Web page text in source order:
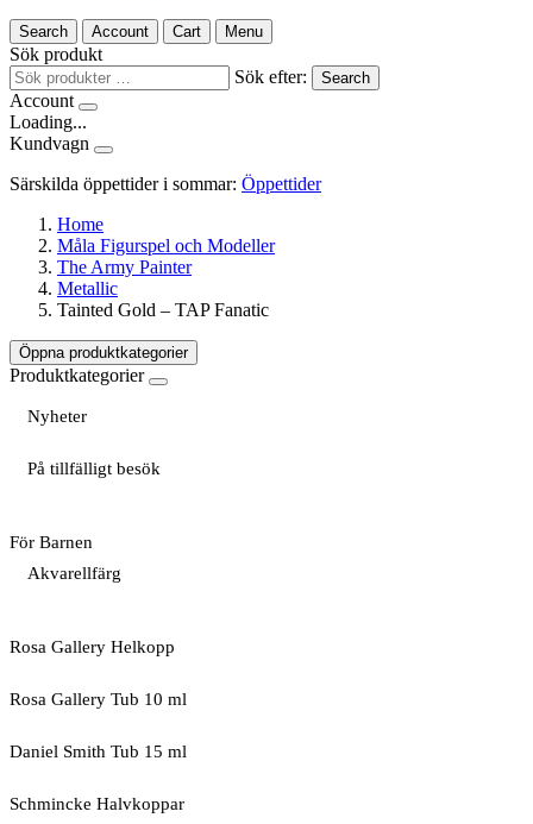
Search Account Cart Menu
Sök produkt
Sök efter:
Search
Account
Loading...
Kundvagn
Särskilda öppettider i sommar: Öppettider
Home
Måla Figurspel och Modeller
The Army Painter
Metallic
Tainted Gold – TAP Fanatic
Öppna produktkategorier
Produktkategorier
Nyheter
På tillfälligt besök
För Barnen
Akvarellfärg
Rosa Gallery Helkopp
Rosa Gallery Tub 10 ml
Daniel Smith Tub 15 ml
Schmincke Halvkoppar